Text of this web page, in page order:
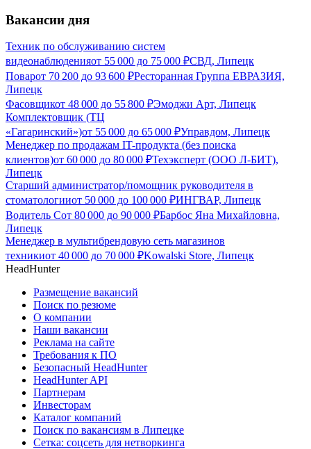
Вакансии дня
Техник по обслуживанию систем
видеонаблюденияот 55 000 до 75 000 ₽СВД, Липецк
Поварот 70 200 до 93 600 ₽Ресторанная Группа ЕВРАЗИЯ,
Липецк
Фасовщикот 48 000 до 55 800 ₽Эмоджи Арт, Липецк
Комплектовщик (ТЦ
«Гагаринский»)от 55 000 до 65 000 ₽Управдом, Липецк
Менеджер по продажам IT-продукта (без поиска
клиентов)от 60 000 до 80 000 ₽Техэксперт (ООО Л-БИТ),
Липецк
Старший администратор/помощник руководителя в
стоматологииот 50 000 до 100 000 ₽ИНГВАР, Липецк
Водитель Сот 80 000 до 90 000 ₽Барбос Яна Михайловна,
Липецк
Менеджер в мультибрендовую сеть магазинов
техникиот 40 000 до 70 000 ₽Kowalski Store, Липецк
HeadHunter
Размещение вакансий
Поиск по резюме
О компании
Наши вакансии
Реклама на сайте
Требования к ПО
Безопасный HeadHunter
HeadHunter API
Партнерам
Инвесторам
Каталог компаний
Поиск по вакансиям в Липецке
Сетка: соцсеть для нетворкинга